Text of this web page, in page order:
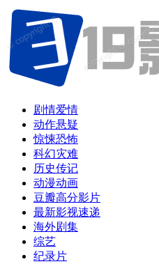
剧情爱情
动作悬疑
惊悚恐怖
科幻灾难
历史传记
动漫动画
豆瓣高分影片
最新影视速递
海外剧集
综艺
纪录片